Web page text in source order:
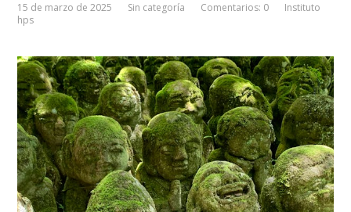
15 de marzo de 2025 Sin categoría Comentarios: 0
Instituto
hps